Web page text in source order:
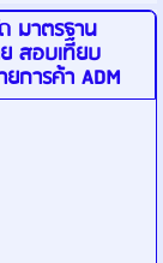
มาตรฐาน
บเทียบ
การค้า ADM